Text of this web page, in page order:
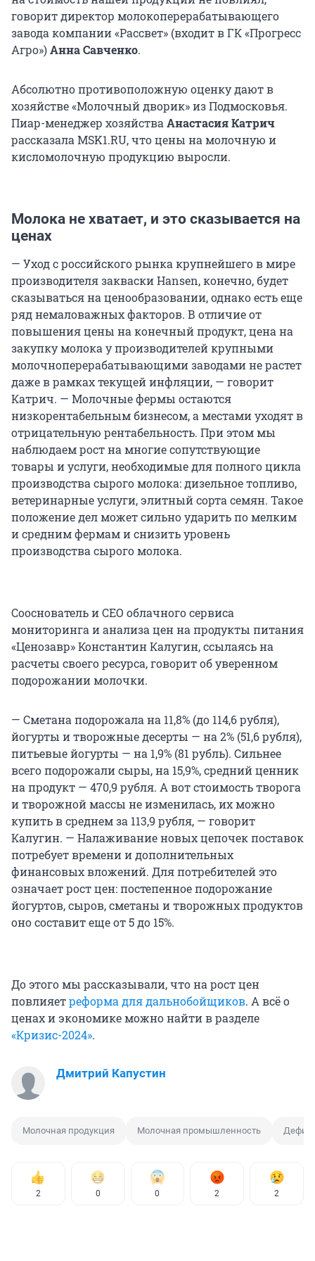
говорит директор молокоперерабатывающего
завода компании «Рассвет» (входит в ГК «Прогресс
Агро»)Анна Савченко.
Абсолютно противоположную оценку дают в
хозяйстве «Молочный дворик» из Подмосковья.
Пиар-менеджер хозяйстваАнастасия Катрич
рассказала MSK1.RU, что цены на молочную и
кисломолочную продукцию выросли.
Молока не хватает, и это сказывается на
ценах
— Уход с российского рынка крупнейшего в мире
производителя закваски Hansen, конечно, будет
сказываться на ценообразовании, однако есть еще
ряд немаловажных факторов. В отличие от
повышения цены на конечный продукт, цена на
закупку молока у производителей крупными
молочноперерабатывающими заводами не растет
даже в рамках текущей инфляции, — говорит
Катрич. — Молочные фермы остаются
низкорентабельным бизнесом, а местами уходят в
отрицательную рентабельность. При этом мы
наблюдаем рост на многие сопутствующие
товары и услуги, необходимые для полного цикла
производства сырого молока: дизельное топливо,
ветеринарные услуги, элитный сорта семян. Такое
положение дел может сильно ударить по мелким
и средним фермам и снизить уровень
производства сырого молока.
Сооснователь и CEO облачного сервиса
мониторинга и анализа цен на продукты питания
«Ценозавр» Константин Калугин, ссылаясь на
расчеты своего ресурса, говорит об уверенном
подорожании молочки.
— Сметана подорожала на 11,8% (до 114,6 рубля),
йогурты и творожные десерты — на 2% (51,6 рубля),
питьевые йогурты — на 1,9% (81 рубль). Сильнее
всего подорожали сыры, на 15,9%, средний ценник
на продукт — 470,9 рубля. А вот стоимость творога
и творожной массы не изменилась, их можно
купить в среднем за 113,9 рубля, — говорит
Калугин. — Налаживание новых цепочек поставок
потребует времени и дополнительных
финансовых вложений. Для потребителей это
означает рост цен: постепенное подорожание
йогуртов, сыров, сметаны и творожных продуктов
оно составит еще от 5 до 15%.
До этого мы рассказывали, что на рост цен
повлияетреформа для дальнобойщиков. А всё о
ценах и экономике можно найти в разделе
«Кризис-2024».
Дмитрий Капустин
Молочная продукция Молочная промышленность
2 0 0 2 2